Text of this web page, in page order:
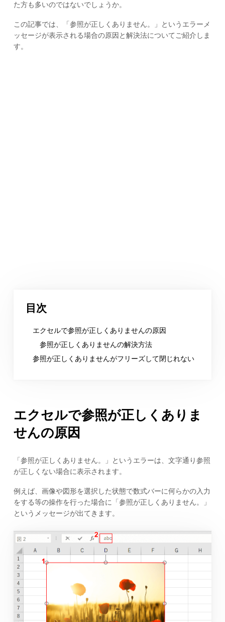
た方も多いのではないでしょうか。
この記事では、「参照が正しくありません。」というエラーメ
ッセージが表示される場合の原因と解決法についてご紹介しま
す。
目次
エクセルで参照が正しくありませんの原因
参照が正しくありませんの解決方法
参照が正しくありませんがフリーズして閉じれない
エクセルで参照が正しくありま
せんの原因
「参照が正しくありません。」というエラーは、文字通り参照
が正しくない場合に表示されます。
例えば、画像や図形を選択した状態で数式バーに何らかの入力
をする等の操作を行った場合に「参照が正しくありません。」
というメッセージが出てきます。